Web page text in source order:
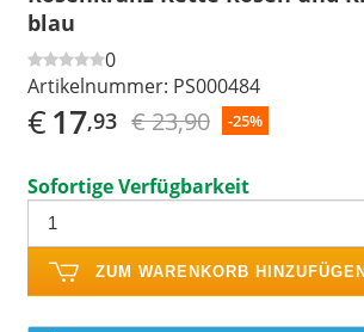
blau
0
Artikelnummer: PS000484
€17,93 € 23,90 -25%
Sofortige Verfügbarkeit
ZUM WARENKORB HINZUFÜGEN